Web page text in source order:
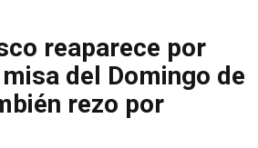
reaparece por
del Domingo de
rezo por